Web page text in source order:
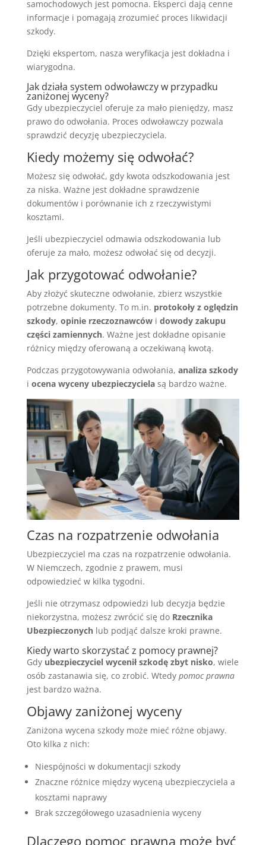
samochodowych jest pomocna. Eksperci dają cenne
informacje i pomagają zrozumieć proces likwidacji
szkody.
Dzięki ekspertom, nasza weryfikacja jest dokładna i
wiarygodna.
Jak działa system odwoławczy w przypadku
zaniżonej wyceny?
Gdy ubezpieczyciel oferuje za mało pieniędzy, masz
prawo do odwołania. Proces odwoławczy pozwala
sprawdzić decyzję ubezpieczyciela.
Kiedy możemy się odwołać?
Możesz się odwołać, gdy kwota odszkodowania jest
za niska. Ważne jest dokładne sprawdzenie
dokumentów i porównanie ich z rzeczywistymi
kosztami.
Jeśli ubezpieczyciel odmawia odszkodowania lub
oferuje za mało, możesz odwołać się od decyzji.
Jak przygotować odwołanie?
Aby złożyć skuteczne odwołanie, zbierz wszystkie
potrzebne dokumenty. To m.in. protokoły z oględzin
szkody, opinie rzeczoznawcówi dowody zakupu
części zamiennych. Ważne jest dokładne opisanie
różnicy między oferowaną a oczekiwaną kwotą.
Podczas przygotowywania odwołania, analiza szkody
i ocena wyceny ubezpieczycielasą bardzo ważne.
Czas na rozpatrzenie odwołania
Ubezpieczyciel ma czas na rozpatrzenie odwołania.
W Niemczech, zgodnie z prawem, musi
odpowiedzieć w kilka tygodni.
Jeśli nie otrzymasz odpowiedzi lub decyzja będzie
niekorzystna, możesz zwrócić się do Rzecznika
Ubezpieczonychlub podjąć dalsze kroki prawne.
Kiedy warto skorzystać z pomocy prawnej?
Gdy ubezpieczyciel wycenił szkodę zbyt nisko, wiele
osób zastanawia się, co zrobić. Wtedy pomoc prawna
jest bardzo ważna.
Objawy zaniżonej wyceny
Zaniżona wycena szkody może mieć różne objawy.
Oto kilka z nich:
Niespójności w dokumentacji szkody
Znaczne różnice między wyceną ubezpieczyciela a
kosztami naprawy
Brak szczegółowego uzasadnienia wyceny
Dlaczego pomoc prawna może być